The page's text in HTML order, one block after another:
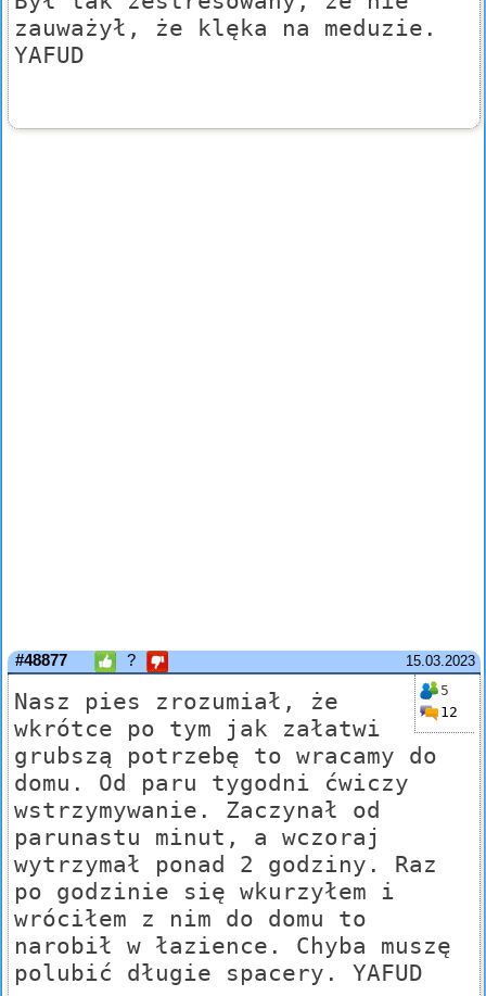
zauważył, że klęka na meduzie.
YAFUD
15.03.2023
#48877 ?
5
12
Nasz pies zrozumiał, że
wkrótce po tym jak załatwi
grubszą potrzebę to wracamy do
domu. Od paru tygodni ćwiczy
wstrzymywanie. Zaczynał od
parunastu minut, a wczoraj
wytrzymał ponad 2 godziny. Raz
po godzinie się wkurzyłem i
wróciłem z nim do domu to
narobił w łazience. Chyba muszę
polubić długie spacery. YAFUD